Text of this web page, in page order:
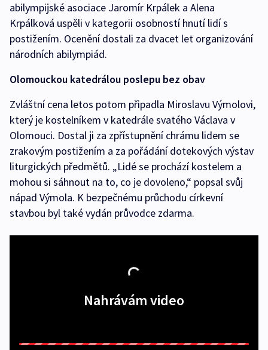
abilympijské asociace Jaromír Krpálek a Alena
Krpálková uspěli v kategorii osobností hnutí lidí s
postižením. Ocenění dostali za dvacet let organizování
národních abilympiád.
Olomouckou katedrálou poslepu bez obav
Zvláštní cena letos potom připadla Miroslavu Výmolovi,
který je kostelníkem v katedrále svatého Václava v
Olomouci. Dostal ji za zpřístupnění chrámu lidem se
zrakovým postižením a za pořádání dotekových výstav
liturgických předmětů. „Lidé se prochází kostelem a
mohou si sáhnout na to, co je dovoleno,“ popsal svůj
nápad Výmola. K bezpečnému průchodu církevní
stavbou byl také vydán průvodce zdarma.
Nahrávám video